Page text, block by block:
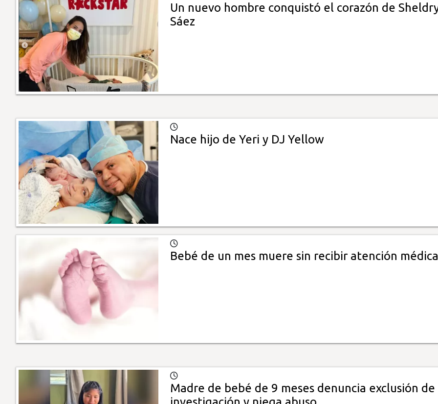
Un nuevo hombre conquistó el corazón de
Sáez
Nace hijo de Yeri y DJ Yellow
Bebé de un mes muere sin recibir atención médica
Madre de bebé de 9 meses denuncia exclusión de